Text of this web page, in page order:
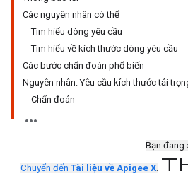
Các nguyên nhân có thể
Tìm hiểu dòng yêu cầu
Tìm hiểu về kích thước dòng yêu cầu
Các bước chẩn đoán phổ biến
Nguyên nhân: Yêu cầu kích thước tải
Chẩn đoán
Bạn đang
Chuyển đến Tài liệu về Apigee X.